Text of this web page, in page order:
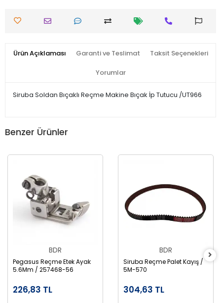
Ürün Açıklaması Garanti ve Teslimat Taksit Seçenekleri
Yorumlar
Siruba Soldan Bıçaklı Reçme Makine Bıçak İp Tutucu /UT966
Benzer Ürünler
BDR
Pegasus Reçme Etek Ayak
5.6Mm / 257468-56
226,83 TL
BDR
Siruba Reçme Palet Kayış /
5M-570
304,63 TL